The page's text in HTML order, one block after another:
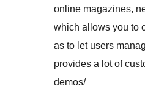
online magazines,
which allows you to
as to let users
provides a lot of
demos/